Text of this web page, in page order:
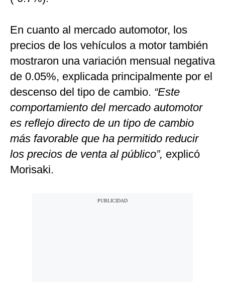
En cuanto al mercado automotor, los
precios de los vehículos a motor también
mostraron una variación mensual negativa
de 0.05%, explicada principalmente por el
descenso del tipo de cambio. “Este
comportamiento del mercado automotor
es reflejo directo de un tipo de cambio
más favorable que ha permitido reducir
los precios de venta al público”, explicó
Morisaki.